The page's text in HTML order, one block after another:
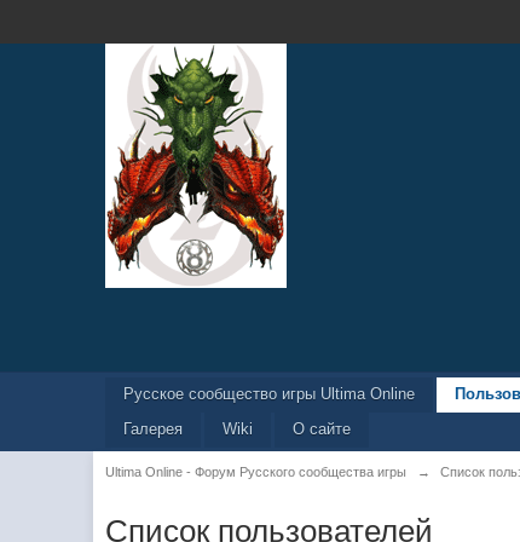
Русское сообщество игры Ultima Online
Галерея
Wiki О сайте
Ultima Online - Форум Русского сообщества игры → Список
Список пользователей